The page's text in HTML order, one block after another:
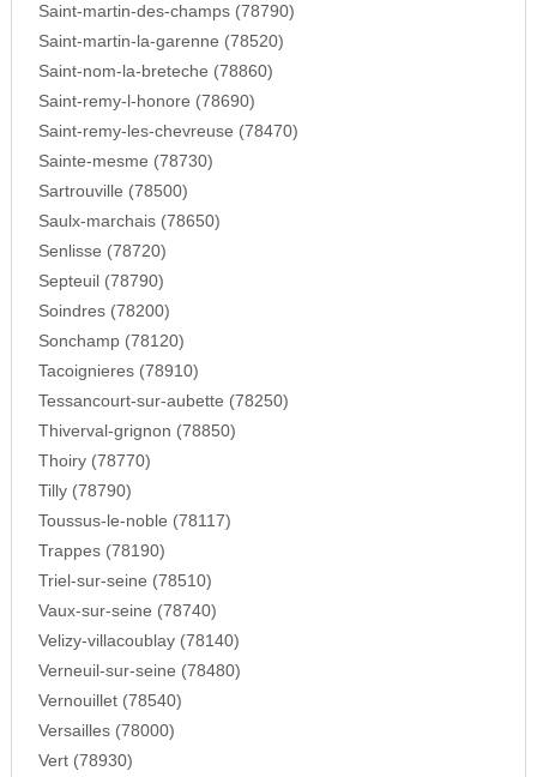
Saint-martin-des-champs (78790)
Saint-martin-la-garenne (78520)
Saint-nom-la-breteche (78860)
Saint-remy-l-honore (78690)
Saint-remy-les-chevreuse (78470)
Sainte-mesme (78730)
Sartrouville (78500)
Saulx-marchais (78650)
Senlisse (78720)
Septeuil (78790)
Soindres (78200)
Sonchamp (78120)
Tacoignieres (78910)
Tessancourt-sur-aubette (78250)
Thiverval-grignon (78850)
Thoiry (78770)
Tilly (78790)
Toussus-le-noble (78117)
Trappes (78190)
Triel-sur-seine (78510)
Vaux-sur-seine (78740)
Velizy-villacoublay (78140)
Verneuil-sur-seine (78480)
Vernouillet (78540)
Versailles (78000)
Vert (78930)